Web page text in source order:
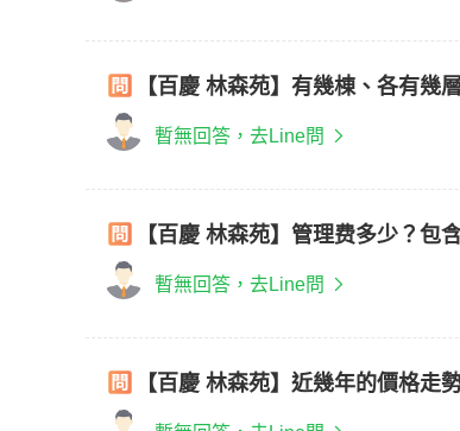
【百慶 林森苑】有幾棟、各有幾
暫無回答，去Line問
【百慶 林森苑】管理费多少？包
暫無回答，去Line問
【百慶 林森苑】近幾年的價格走